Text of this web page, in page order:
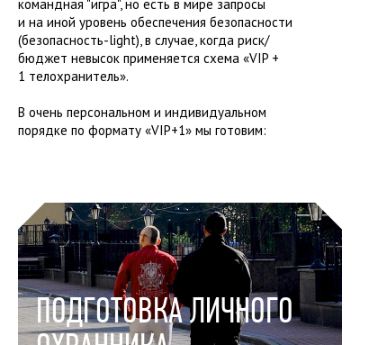
командная "игра", но есть в мире запросы
и на иной уровень обеспечения безопасности
(безопасность-light), в случае, когда риск/
бюджет невысок применяется схема «VIP +
1 телохранитель».
В очень персональном и индивидуальном
порядке по формату «VIP+1» мы готовим:
ПОДГОТОВКА ЛИЧНОГО